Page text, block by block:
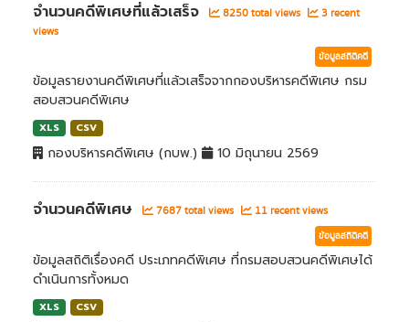
จำนวนคดีพิเศษที่แล้วเสร็จ 8250 total views
3 recent
views
ข้อมูลสถิติคดี
ข้อมูลรายงานคดีพิเศษที่แล้วเสร็จจากกองบริหารคดีพิเศษ กรม
สอบสวนคดีพิเศษ
XLS CSV
กองบริหารคดีพิเศษ (กบพ.) 10 มิถุนายน 2569
จำนวนคดีพิเศษ 7687 total views 11 recent views
ข้อมูลสถิติคดี
ข้อมูลสถิติเรื่องคดี ประเภทคดีพิเศษ ที่กรมสอบสวนคดีพิเศษได้
ดำเนินการทั้งหมด
XLS CSV